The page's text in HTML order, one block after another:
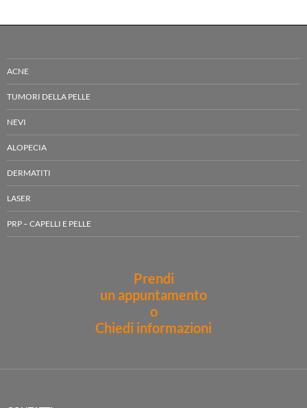
ACNE
TUMORI DELLA PELLE
NEVI
ALOPECIA
DERMATITI
LASER
PRP – CAPELLI E PELLE
Prendi
un appuntamento
o
Chiedi informazioni